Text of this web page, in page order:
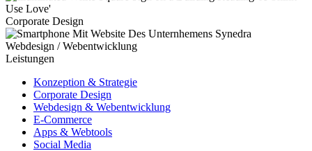
Corporate Design
Webdesign / Webentwicklung
Leistungen
Konzeption & Strategie
Corporate Design
Webdesign & Webentwicklung
E-Commerce
Apps & Webtools
Social Media